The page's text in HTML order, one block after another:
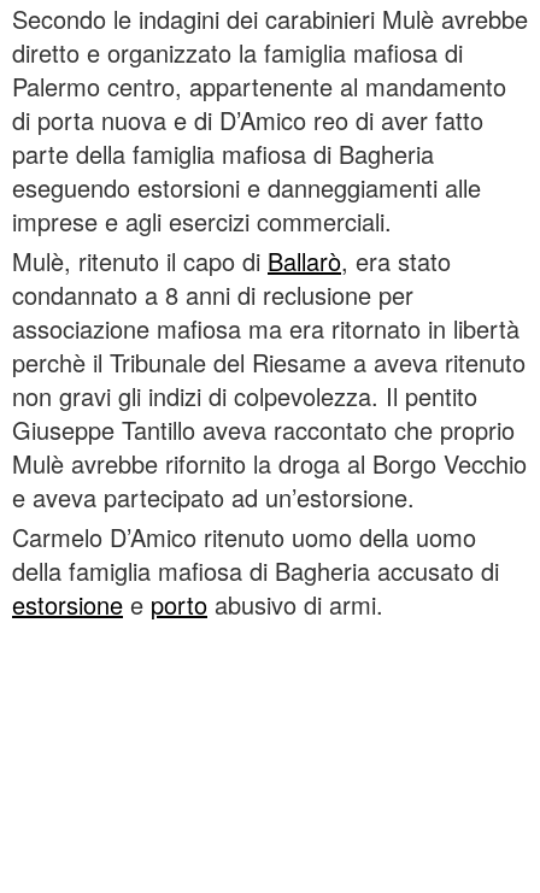
Secondo le indagini dei carabinieri Mulè avrebbe
diretto e organizzato la famiglia mafiosa di
Palermo centro, appartenente al mandamento
di porta nuova e di D’Amico reo di aver fatto
parte della famiglia mafiosa di Bagheria
eseguendo estorsioni e danneggiamenti alle
imprese e agli esercizi commerciali.
Mulè, ritenuto il capo di Ballarò, era stato
condannato a 8 anni di reclusione per
associazione mafiosa ma era ritornato in libertà
perchè il Tribunale del Riesame a aveva ritenuto
non gravi gli indizi di colpevolezza. Il pentito
Giuseppe Tantillo aveva raccontato che proprio
Mulè avrebbe rifornito la droga al Borgo Vecchio
e aveva partecipato ad un’estorsione.
Carmelo D’Amico ritenuto uomo della uomo
della famiglia mafiosa di Bagheria accusato di
estorsione e porto abusivo di armi.